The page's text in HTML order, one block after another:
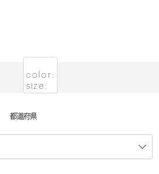
color:
size:
都道府県